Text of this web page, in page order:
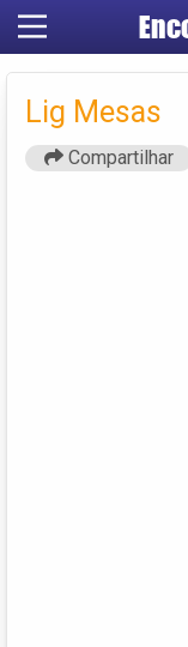
Lig Mesas
Compartilhar